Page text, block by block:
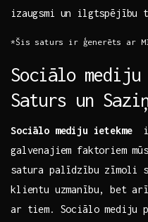
izaugsmi un ilgtspējību
*Šis saturs ir ģenerēts ar‌
Sociālo mediju
Saturs un
Sociālo mediju ietekme ir
galvenajiem faktoriem
satura palīdzību
klientu uzmanību, bet
ar tiem. Sociālo mediju